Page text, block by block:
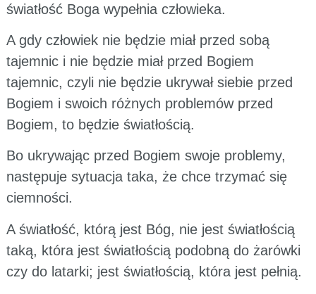
światłość Boga wypełnia człowieka.
A gdy człowiek nie będzie miał przed sobą
tajemnic i nie będzie miał przed Bogiem
tajemnic, czyli nie będzie ukrywał siebie przed
Bogiem i swoich różnych problemów przed
Bogiem, to będzie światłością.
Bo ukrywając przed Bogiem swoje problemy,
następuje sytuacja taka, że chce trzymać się
ciemności.
A światłość, którą jest Bóg, nie jest światłością
taką, która jest światłością podobną do żarówki
czy do latarki; jest światłością, która jest pełnią.